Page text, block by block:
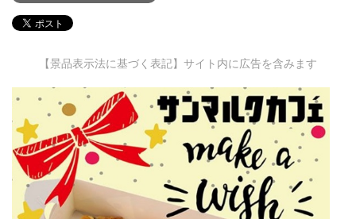
【景品表示法に基づく表記】サイト内に広告を含みます